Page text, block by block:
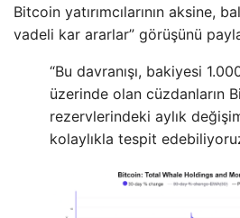
Bitcoin yatırımcılarının aksine,
vadeli kar ararlar” görüşünü
“Bu davranışı, bakiyesi
üzerinde olan cüzdanların
rezervlerindeki aylık
kolaylıkla tespit